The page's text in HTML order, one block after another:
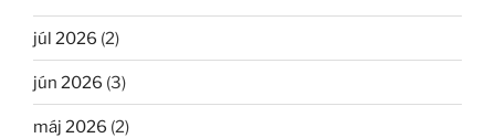
júl 2026 (2)
jún 2026 (3)
máj 2026 (2)